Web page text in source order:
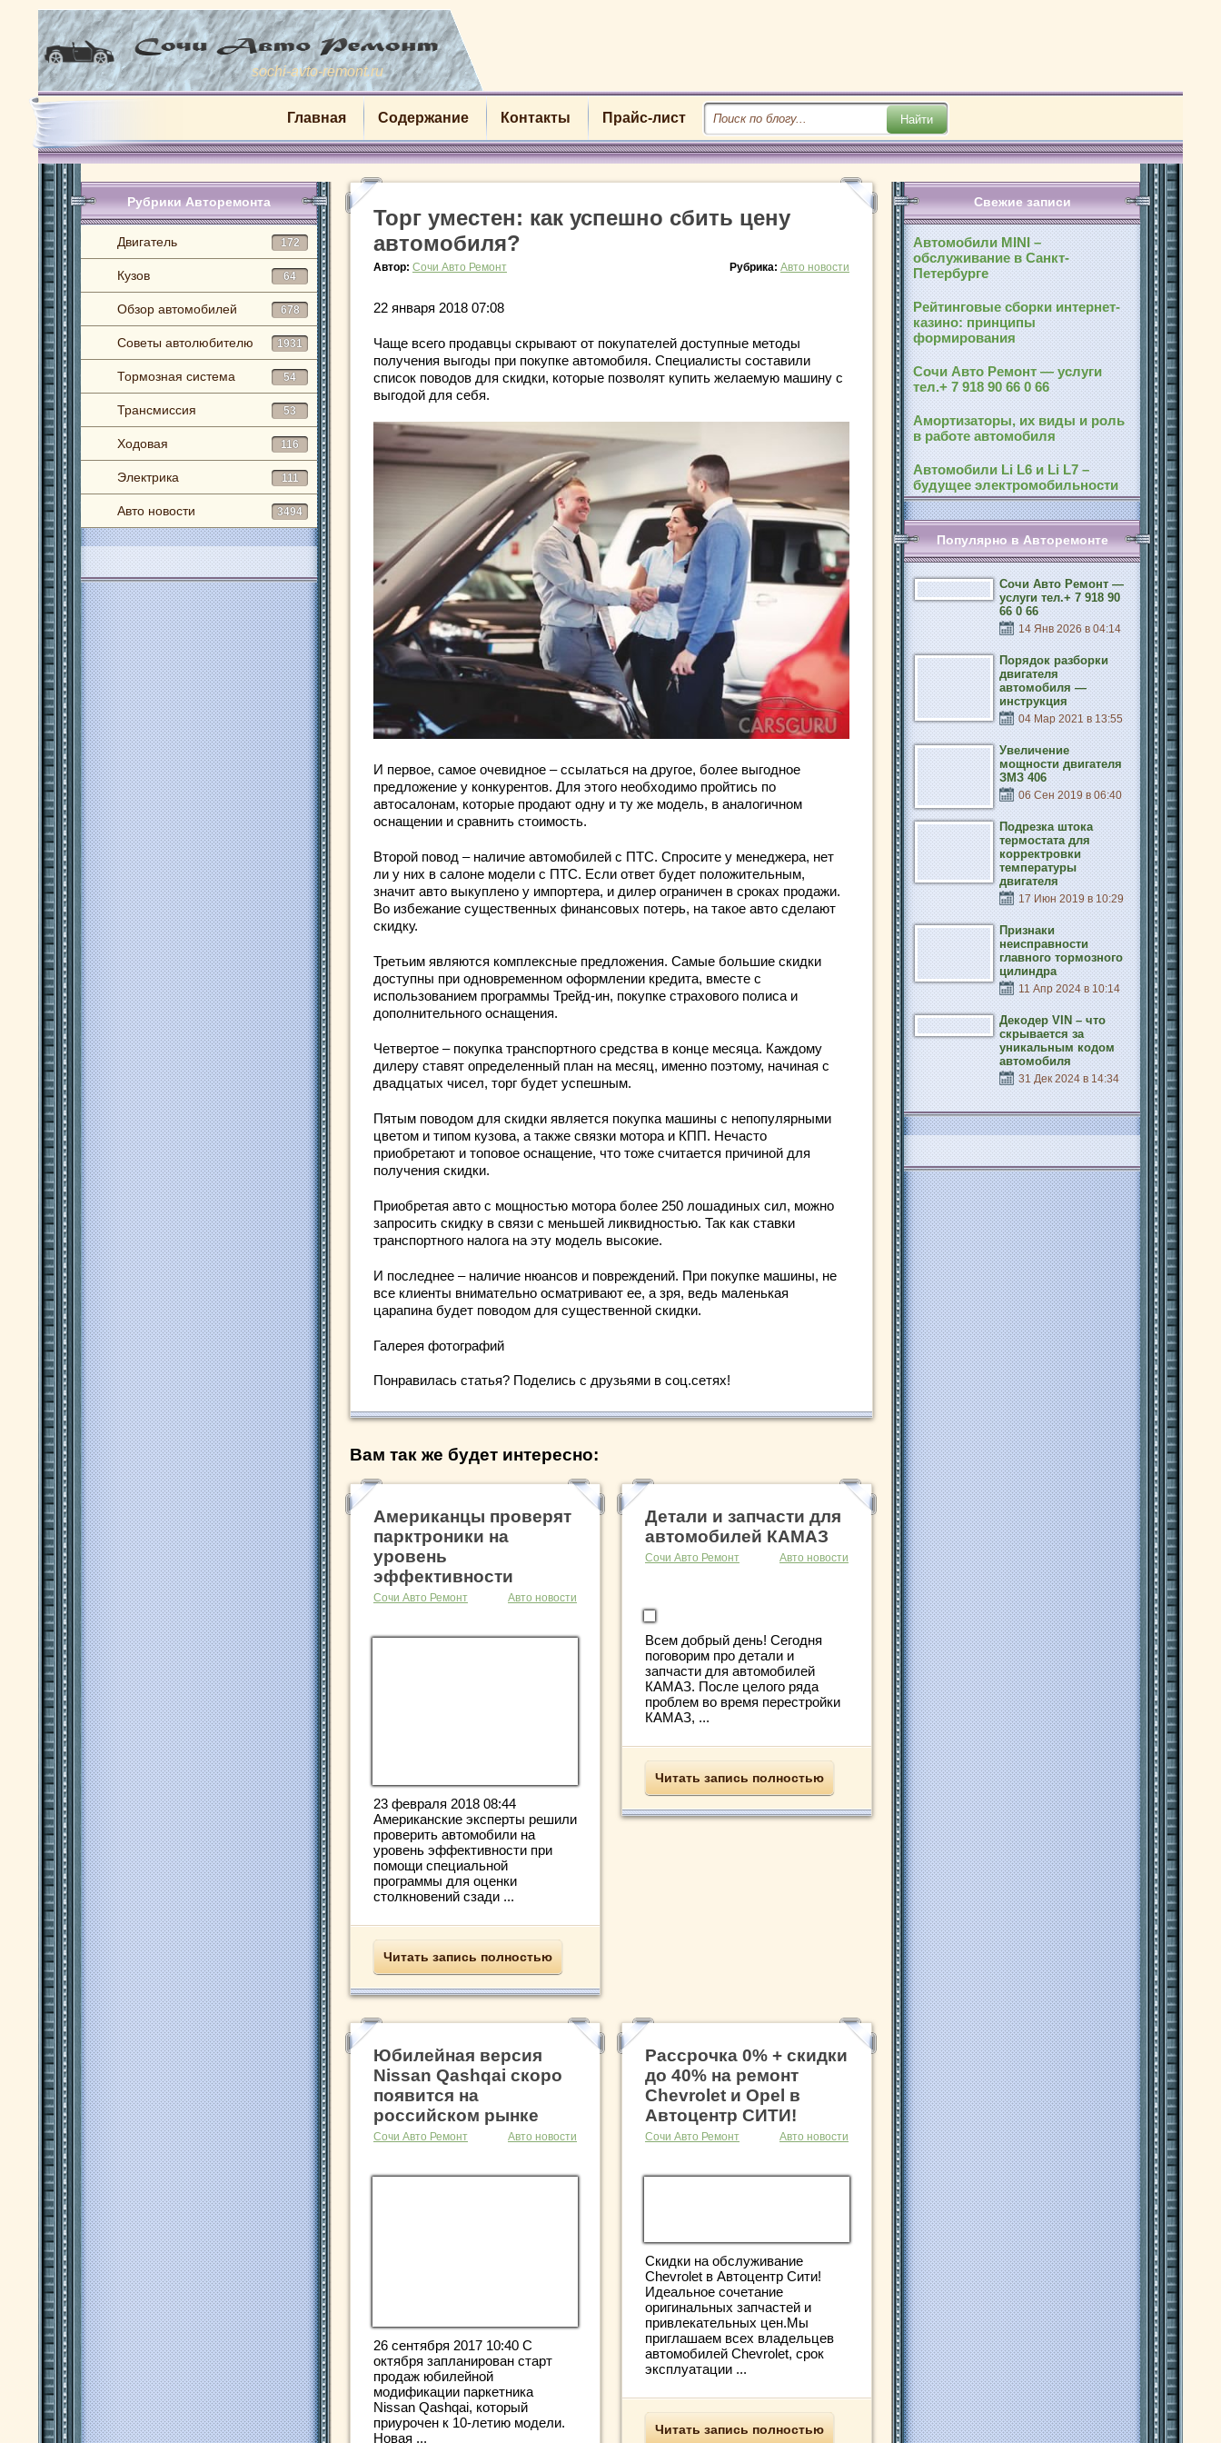
sochi-avto-remont.ru
Главная Содержание Контакты Прайс-лист
Рубрики Авторемонта
Двигатель 172
Кузов 64
Обзор автомобилей 678
Советы автолюбителю 1931
Тормозная система 54
Трансмиссия 53
Ходовая 116
Электрика 111
Авто новости 3494
Торг уместен: как успешно сбить цену
автомобиля?
Автор: Сочи Авто Ремонт Рубрика: Авто новости
22 января 2018 07:08
Чаще всего продавцы скрывают от покупателей доступные методы
получения выгоды при покупке автомобиля. Специалисты составили
список поводов для скидки, которые позволят купить желаемую машину с
выгодой для себя.
И первое, самое очевидное – ссылаться на другое, более выгодное
предложение у конкурентов. Для этого необходимо пройтись по
автосалонам, которые продают одну и ту же модель, в аналогичном
оснащении и сравнить стоимость.
Второй повод – наличие автомобилей с ПТС. Спросите у менеджера, нет
ли у них в салоне модели с ПТС. Если ответ будет положительным,
значит авто выкуплено у импортера, и дилер ограничен в сроках продажи.
Во избежание существенных финансовых потерь, на такое авто сделают
скидку.
Третьим являются комплексные предложения. Самые большие скидки
доступны при одновременном оформлении кредита, вместе с
использованием программы Трейд-ин, покупке страхового полиса и
дополнительного оснащения.
Четвертое – покупка транспортного средства в конце месяца. Каждому
дилеру ставят определенный план на месяц, именно поэтому, начиная с
двадцатых чисел, торг будет успешным.
Пятым поводом для скидки является покупка машины с непопулярными
цветом и типом кузова, а также связки мотора и КПП. Нечасто
приобретают и топовое оснащение, что тоже считается причиной для
получения скидки.
Приобретая авто с мощностью мотора более 250 лошадиных сил, можно
запросить скидку в связи с меньшей ликвидностью. Так как ставки
транспортного налога на эту модель высокие.
И последнее – наличие нюансов и повреждений. При покупке машины, не
все клиенты внимательно осматривают ее, а зря, ведь маленькая
царапина будет поводом для существенной скидки.
Галерея фотографий
Понравилась статья? Поделись с друзьями в соц.сетях!
Вам так же будет интересно:
Американцы проверят
парктроники на
уровень
эффективности
Сочи Авто Ремонт Авто новости
23 февраля 2018 08:44
Американские эксперты решили
проверить автомобили на
уровень эффективности при
помощи специальной
программы для оценки
столкновений сзади ...
Читать запись полностью
Детали и запчасти для
автомобилей КАМАЗ
Сочи Авто Ремонт Авто новости
Всем добрый день! Сегодня
поговорим про детали и
запчасти для автомобилей
КАМАЗ. После целого ряда
проблем во время перестройки
КАМАЗ, ...
Читать запись полностью
Юбилейная версия
Nissan Qashqai скоро
появится на
российском рынке
Сочи Авто Ремонт Авто новости
26 сентября 2017 10:40 С
октября запланирован старт
продаж юбилейной
модификации паркетника
Nissan Qashqai, который
приурочен к 10-летию модели.
Новая ...
Рассрочка 0% + скидки
до 40% на ремонт
Chevrolet и Opel в
Автоцентр СИТИ!
Сочи Авто Ремонт Авто новости
Скидки на обслуживание
Chevrolet в Автоцентр Сити!
Идеальное сочетание
оригинальных запчастей и
привлекательных цен.Мы
приглашаем всех владельцев
автомобилей Chevrolet, срок
эксплуатации ...
Читать запись полностью
Свежие записи
Автомобили MINI –
обслуживание в Санкт-
Петербурге
Рейтинговые сборки интернет-
казино: принципы
формирования
Сочи Авто Ремонт — услуги
тел.+ 7 918 90 66 0 66
Амортизаторы, их виды и роль
в работе автомобиля
Автомобили Li L6 и Li L7 –
будущее электромобильности
Популярно в Авторемонте
Сочи Авто Ремонт —
услуги тел.+ 7 918 90
66 0 66
14 Янв 2026 в 04:14
Порядок разборки
двигателя
автомобиля —
инструкция
04 Мар 2021 в 13:55
Увеличение
мощности двигателя
ЗМЗ 406
06 Сен 2019 в 06:40
Подрезка штока
термостата для
корректровки
температуры
двигателя
17 Июн 2019 в 10:29
Признаки
неисправности
главного тормозного
цилиндра
11 Апр 2024 в 10:14
Декодер VIN – что
скрывается за
уникальным кодом
автомобиля
31 Дек 2024 в 14:34